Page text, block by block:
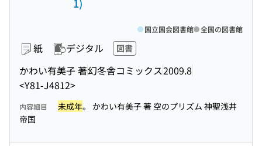
紙 デジタル 図書
かわい有美子 著幻冬舎コミックス2009.8
<Y81-J4812>
国立国会図書館 全国の図書館
内容細目 未成年。 かわい有美子 著 空のプリズム 神聖浅井
帝国